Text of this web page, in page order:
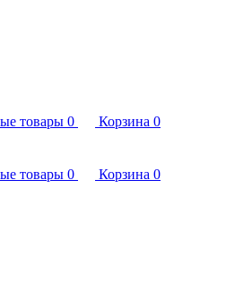
товары 0 Корзина 0
товары 0 Корзина 0